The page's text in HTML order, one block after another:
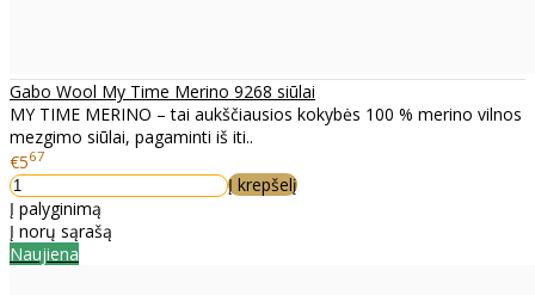
Gabo Wool My Time Merino 9268 siūlai
MY TIME MERINO – tai aukščiausios kokybės 100 % merino vilnos
mezgimo siūlai, pagaminti iš iti..
€567
Į krepšelį
Į palyginimą
Į norų sąrašą
Naujiena